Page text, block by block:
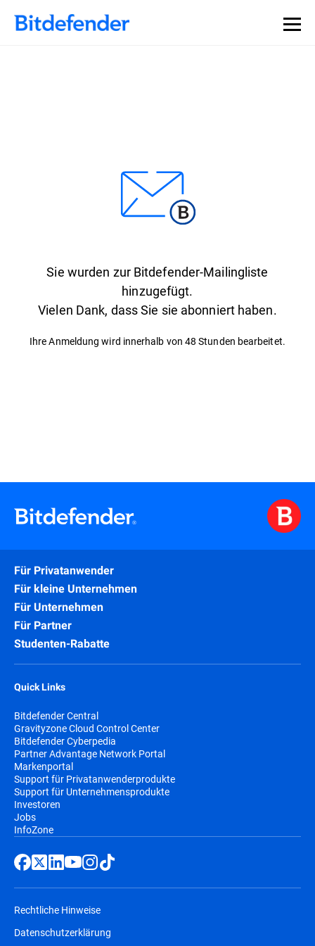
Sie wurden zur Bitdefender-Mailingliste
hinzugefügt.
Vielen Dank, dass Sie sie abonniert haben.
Ihre Anmeldung wird innerhalb von 48 Stunden bearbeitet.
Für Privatanwender
Für kleine Unternehmen
Für Unternehmen
Für Partner
Studenten-Rabatte
Quick Links
Bitdefender Central
Gravityzone Cloud Control Center
Bitdefender Cyberpedia
Partner Advantage Network Portal
Markenportal
Support für Privatanwenderprodukte
Support für Unternehmensprodukte
Investoren
Jobs
InfoZone
Rechtliche Hinweise
Datenschutzerklärung